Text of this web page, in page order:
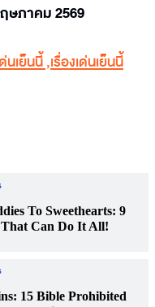
ษภาคม 2569
นเย็นนี้,เรื่องเด่นเย็นนี้